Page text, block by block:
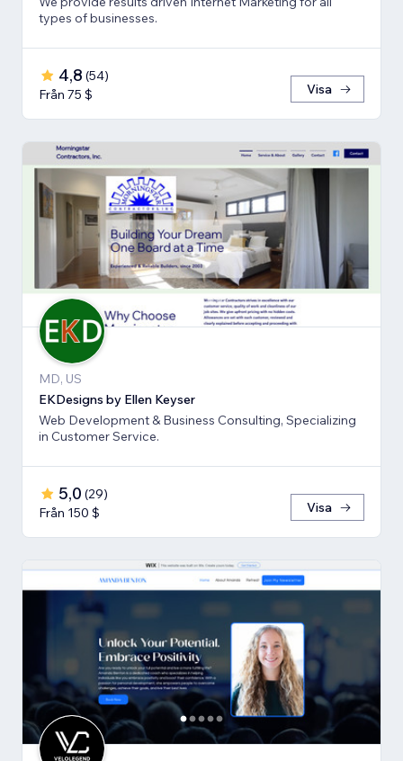
types of businesses.
4,8 (54)
Från 75 $
Visa
MD, US
EKDesigns by Ellen Keyser
Web Development & Business Consulting, Specializing
in Customer Service.
5,0 (29)
Från 150 $
Visa